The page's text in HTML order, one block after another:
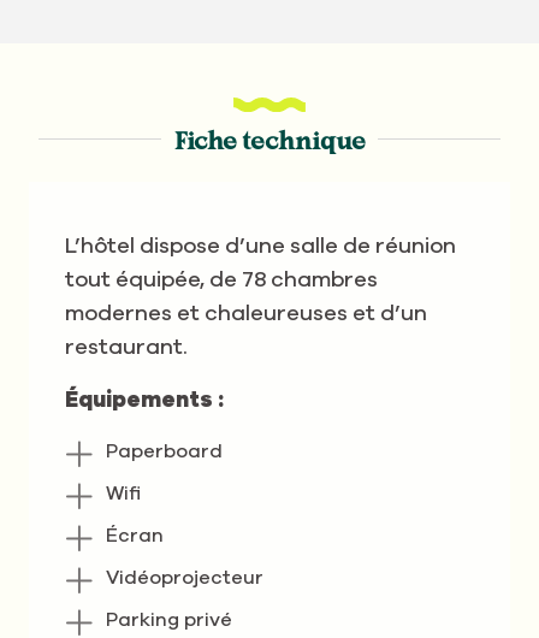
Fiche technique
L’hôtel dispose d’une salle de réunion
tout équipée, de 78 chambres
modernes et chaleureuses et d’un
restaurant.
Équipements :
Paperboard
Wifi
Écran
Vidéoprojecteur
Parking privé